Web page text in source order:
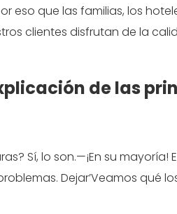
eso que las familias, los
clientes disfrutan de la
de las
Sí, lo son.—¡En su mayoría!
Dejar’Veamos qué